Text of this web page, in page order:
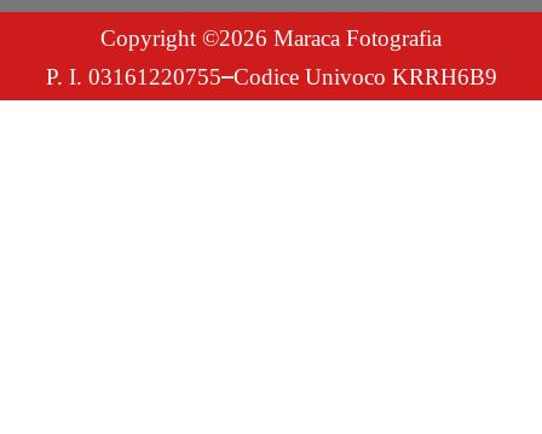
Copyright ©2026 Maraca Fotografia
P. I. 03161220755 Codice Univoco KRRH6B9